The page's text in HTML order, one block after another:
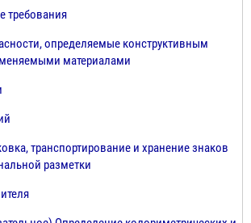
требования
определяемые конструктивным
материалами
транспортирование и хранение знаков
разметки